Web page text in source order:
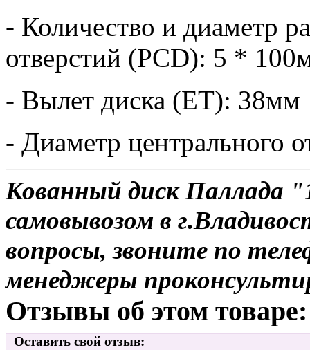
- Количество и диаметр
отверстий (PCD): 5 *
- Вылет диска (ET): 38мм
- Диаметр центрального
Кованный диск Паллада
самовывозом в
вопросы, звоните по
менеджеры
Отзывы об этом товаре:
Оставить свой отзыв: